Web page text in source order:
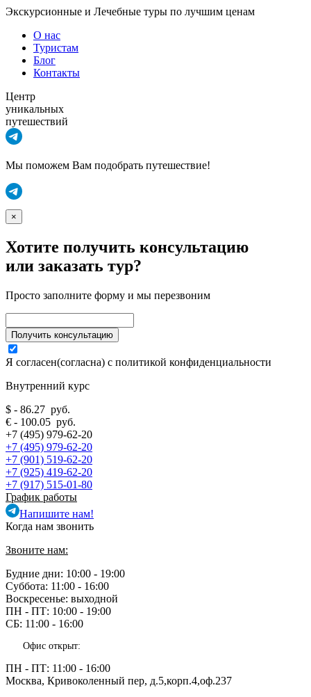
Экскурсионные и Лечебные туры по лучшим ценам
О нас
Туристам
Блог
Контакты
Центр
уникальных
путешествий
Мы поможем Вам подобрать путешествие!
×
Хотите получить консультацию
или заказать тур?
Просто заполните форму и мы перезвоним
Я согласен(согласна) с политикой конфиденциальности
Внутренний курс
$ - 86.27 руб.
€ - 100.05 руб.
+7 (495) 979-62-20
+7 (495) 979-62-20
+7 (901) 519-62-20
+7 (925) 419-62-20
+7 (917) 515-01-80
График работы
Напишите нам!
Когда нам звонить
Звоните нам:
Будние дни: 10:00 - 19:00
Суббота: 11:00 - 16:00
Воскресенье: выходной
ПН - ПТ: 10:00 - 19:00
СБ: 11:00 - 16:00
Офис открыт:
ПН - ПТ: 11:00 - 16:00
Москва, Кривоколенный пер, д.5,корп.4,оф.237